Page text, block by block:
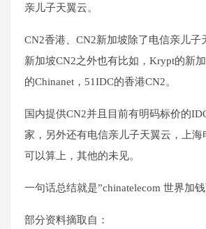
亲儿子天翼云。
CN2香港、CN2新加坡除了电信亲儿子
新加坡CN2之外也有比如，Krypt的新
的Chinanet，51IDC的香港CN2。
国内提供CN2并且目前有明码标价的
家，另外还有电信亲儿子天翼云，上
可以算上，其他的未见。
一句话总结就是”chinatelecom 世界加
部分资料摘取自：